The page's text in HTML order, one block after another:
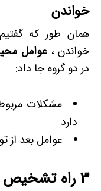
خواندن
خواندن ،عوامل
در دو گروه جا داد:
مشکلات
دارد
عوامل بعد از
3 راه تشخیص